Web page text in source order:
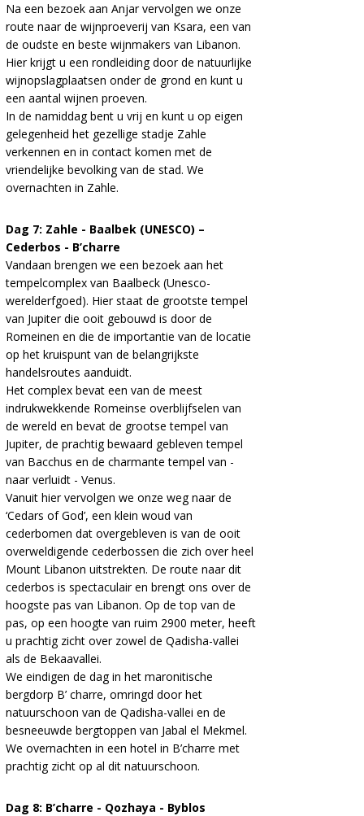
Na een bezoek aan Anjar vervolgen we onze
route naar de wijnproeverij van Ksara, een van
de oudste en beste wijnmakers van Libanon.
Hier krijgt u een rondleiding door de natuurlijke
wijnopslagplaatsen onder de grond en kunt u
een aantal wijnen proeven.
In de namiddag bent u vrij en kunt u op eigen
gelegenheid het gezellige stadje Zahle
verkennen en in contact komen met de
vriendelijke bevolking van de stad. We
overnachten in Zahle.
Dag 7: Zahle - Baalbek (UNESCO) –
Cederbos - B’charre
Vandaan brengen we een bezoek aan het
tempelcomplex van Baalbeck (Unesco-
werelderfgoed). Hier staat de grootste tempel
van Jupiter die ooit gebouwd is door de
Romeinen en die de importantie van de locatie
op het kruispunt van de belangrijkste
handelsroutes aanduidt.
Het complex bevat een van de meest
indrukwekkende Romeinse overblijfselen van
de wereld en bevat de grootse tempel van
Jupiter, de prachtig bewaard gebleven tempel
van Bacchus en de charmante tempel van -
naar verluidt - Venus.
Vanuit hier vervolgen we onze weg naar de
‘Cedars of God’, een klein woud van
cederbomen dat overgebleven is van de ooit
overweldigende cederbossen die zich over heel
Mount Libanon uitstrekten. De route naar dit
cederbos is spectaculair en brengt ons over de
hoogste pas van Libanon. Op de top van de
pas, op een hoogte van ruim 2900 meter, heeft
u prachtig zicht over zowel de Qadisha-vallei
als de Bekaavallei.
We eindigen de dag in het maronitische
bergdorp B’ charre, omringd door het
natuurschoon van de Qadisha-vallei en de
besneeuwde bergtoppen van Jabal el Mekmel.
We overnachten in een hotel in B’charre met
prachtig zicht op al dit natuurschoon.
Dag 8: B’charre - Qozhaya - Byblos